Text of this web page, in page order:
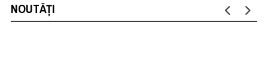
NOUTĂȚI